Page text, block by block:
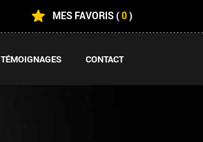
MES FAVORIS(0)
TÉMOIGNAGES CONTACT